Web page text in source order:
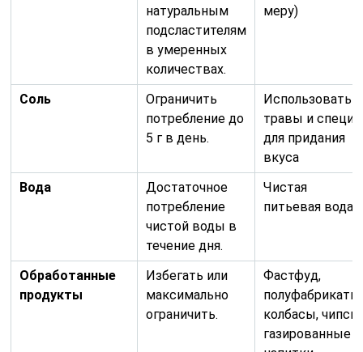
натуральным
подсластителям
в умеренных
количествах.
меру)
Соль
Ограничить
потребление до
5 г в день.
Использовать
травы и специи
для придания
вкуса
Вода
Достаточное
потребление
чистой воды в
течение дня.
Чистая
питьевая вода
Обработанные
продукты
Избегать или
максимально
ограничить.
Фастфуд,
полуфабрикаты,
колбасы, чипсы,
газированные